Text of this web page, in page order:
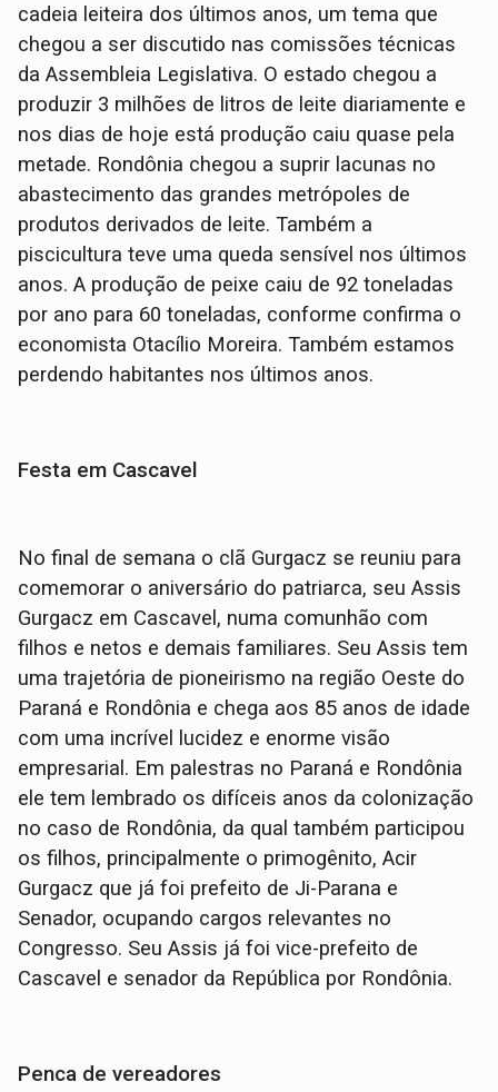
cadeia leiteira dos últimos anos, um tema que
chegou a ser discutido nas comissões técnicas
da Assembleia Legislativa. O estado chegou a
produzir 3 milhões de litros de leite diariamente e
nos dias de hoje está produção caiu quase pela
metade. Rondônia chegou a suprir lacunas no
abastecimento das grandes metrópoles de
produtos derivados de leite. Também a
piscicultura teve uma queda sensível nos últimos
anos. A produção de peixe caiu de 92 toneladas
por ano para 60 toneladas, conforme confirma o
economista Otacílio Moreira. Também estamos
perdendo habitantes nos últimos anos.
Festa em Cascavel
No final de semana o clã Gurgacz se reuniu para
comemorar o aniversário do patriarca, seu Assis
Gurgacz em Cascavel, numa comunhão com
filhos e netos e demais familiares. Seu Assis tem
uma trajetória de pioneirismo na região Oeste do
Paraná e Rondônia e chega aos 85 anos de idade
com uma incrível lucidez e enorme visão
empresarial. Em palestras no Paraná e Rondônia
ele tem lembrado os difíceis anos da colonização
no caso de Rondônia, da qual também participou
os filhos, principalmente o primogênito, Acir
Gurgacz que já foi prefeito de Ji-Parana e
Senador, ocupando cargos relevantes no
Congresso. Seu Assis já foi vice-prefeito de
Cascavel e senador da República por Rondônia.
Penca de vereadores